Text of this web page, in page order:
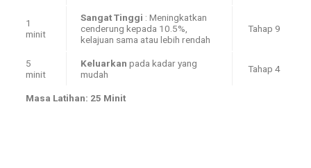
1
minit
Sangat Tinggi : Meningkatkan
cenderung kepada 10.5%,
kelajuan sama atau lebih rendah
Tahap 9
5
minit
Keluarkan pada kadar yang
mudah
Tahap 4
Masa Latihan: 25 Minit